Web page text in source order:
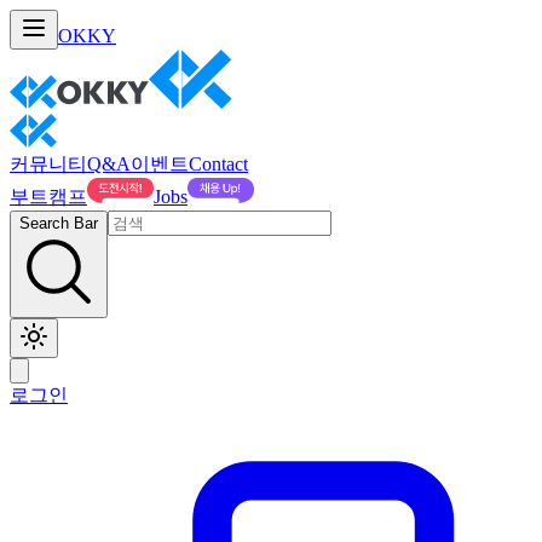
OKKY
커뮤니티 Q&A이벤트Contact
부트캠프
Jobs
Search Bar
로그인